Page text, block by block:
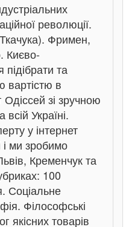
революції.
Фримен,
Києво-
та
вартістю в
Одіссей зі зручною
Україні.
у інтернет
і ми зробимо
Кременчук та
100
Соціальне
Філософські
якісних товарів